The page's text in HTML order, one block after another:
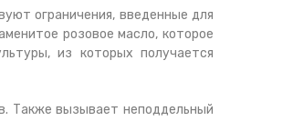
ограничения, введенные для
розовое масло, которое
из которых получается
Также вызывает неподдельный